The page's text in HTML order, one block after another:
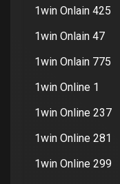
1win Onlain 425
1win Onlain 47
1win Onlain 775
1win Online 1
1win Online 237
1win Online 281
1win Online 299